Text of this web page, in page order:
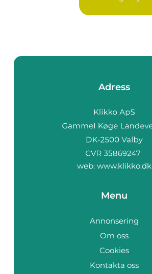
Adress
web: www.klikko.dk
Menu
Annonsering
Om oss
Cookies
Kontakta oss